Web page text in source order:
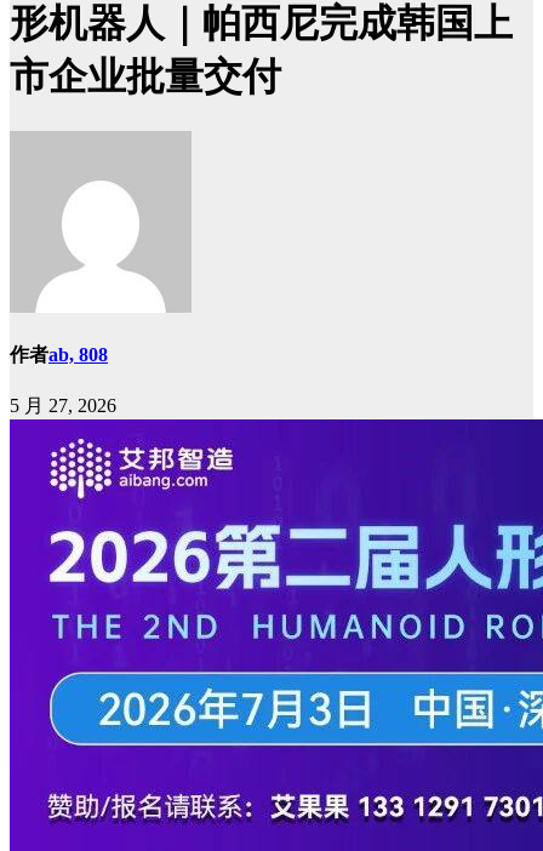
形机器人｜帕西尼完成韩国上
市企业批量交付
作者ab, 808
5 月 27, 2026